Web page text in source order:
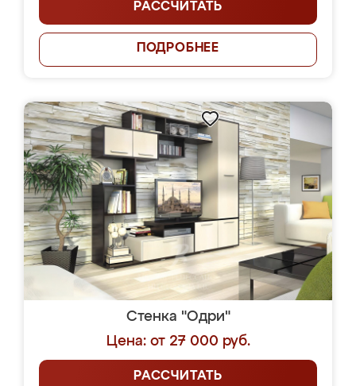
РАССЧИТАТЬ
ПОДРОБНЕЕ
Стенка "Одри"
Цена: от 27 000 руб.
РАССЧИТАТЬ